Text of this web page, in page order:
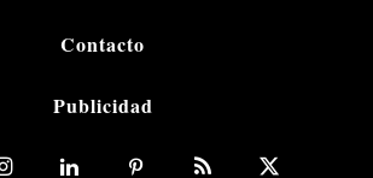
Contacto
Publicidad